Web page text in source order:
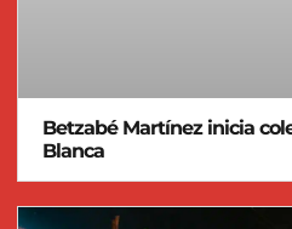
Betzabé Martínez inicia
Blanca